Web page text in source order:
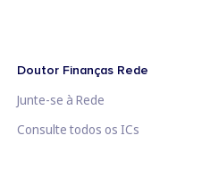
Doutor Finanças Rede
Junte-se à Rede
Consulte todos os ICs